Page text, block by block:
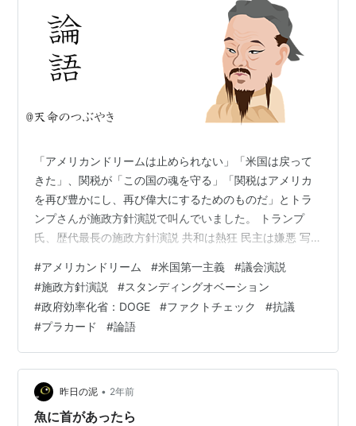
「アメリカンドリームは止められない」「米国は戻って
きた」、関税が「この国の魂を守る」「関税はアメリカ
を再び豊かにし、再び偉大にするためのものだ」とトラ
ンプさんが施政方針演説で叫んでいました。 トランプ
氏、歴代最長の施政方針演説 共和は熱狂 民主は嫌悪 写
での成果を強調、自賛し、民主党員からのやじに対して
は挑発的な態度を見せながら、歴代大統領で最長の1時間
40分にわたって演説を行っていました。演説中、共和党
議員は盛大な拍手を絶え間なく繰り返し、トランプさん
が対立勢力への批判を繰り出すたびにスタンディングオ
ベーションが起こり「USA！…
#アメリカンドリーム #米国第一主義 #議会演説
#施政方針演説 #スタンディングオベーション
#政府効率化省：DOGE #ファクトチェック #抗議
#プラカード #論語
昨日の泥 • 2年前
魚に首があったら